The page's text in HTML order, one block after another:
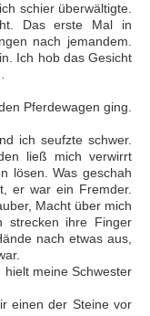
schier überwältigte.
Das erste Mal in
nach jemandem.
Ich hob das Gesicht
Pferdewagen ging.
ich seufzte schwer.
ließ mich verwirrt
lösen. Was geschah
er war ein Fremder.
Macht über mich
strecken ihre Finger
nach etwas aus,
meine Schwester
einen der Steine vor